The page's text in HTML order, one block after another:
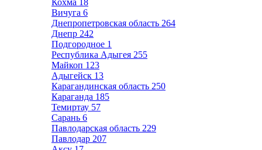
Кохма 18
Вичуга 6
Днепропетровская область 264
Днепр 242
Подгородное 1
Республика Адыгея 255
Майкоп 123
Адыгейск 13
Карагандинская область 250
Караганда 185
Темиртау 57
Сарань 6
Павлодарская область 229
Павлодар 207